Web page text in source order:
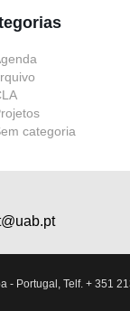
categoria
- Portugal, Telf. + 351